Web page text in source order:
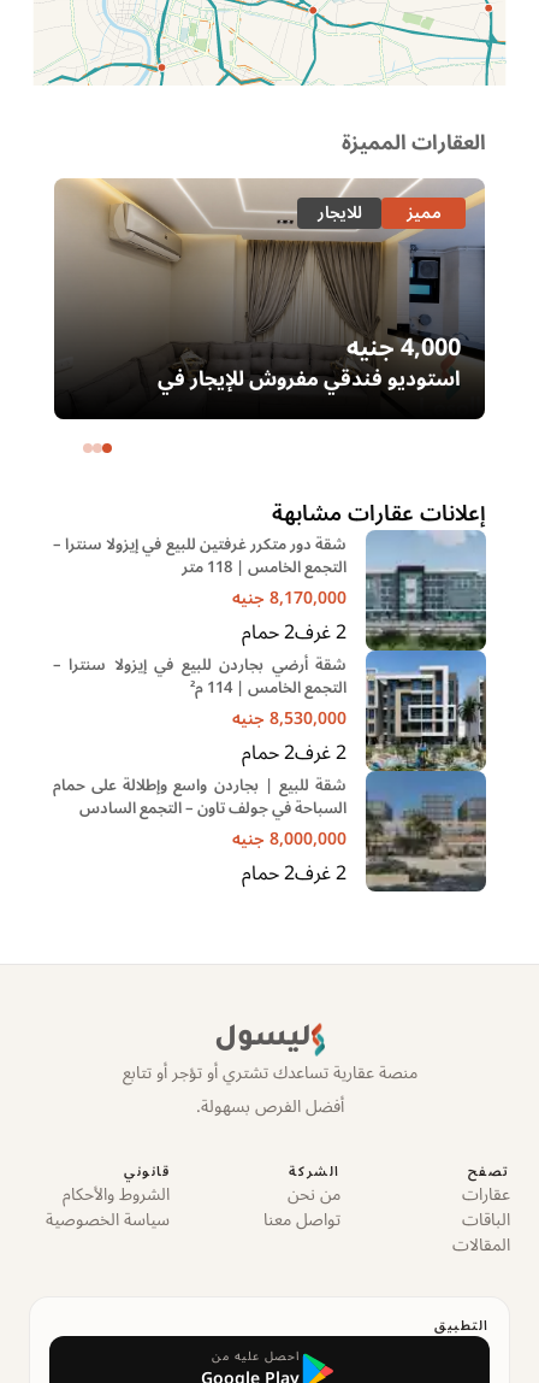
الموقع عل الخريطة
العقارات المميزة
مميز للايجار
4,000جنيه
استوديو فندقي مفروش للإيجار في
المهندسين | شارع فوزي رماح – تفرعات
إعلانات عقارات مشابهة
شقة دور متكرر غرفتين للبيع في إيزولا سنترا –
التجمع الخامس | 118 متر
8,170,000جنيه
2غرف2حمام
شقة أرضي بجاردن للبيع في إيزولا سنترا –
التجمع الخامس | 114 م²
8,530,000جنيه
2غرف2حمام
شقة للبيع | بجاردن واسع وإطلالة على حمام
السباحة في جولف تاون – التجمع السادس
8,000,000جنيه
2غرف2حمام
ليسول
منصة عقارية تساعدك تشتري أو تؤجر أو تتابع
أفضل الفرص بسهولة.
تصفح
عقارات
الباقات
المقالات
الشركة
من نحن
تواصل معنا
قانوني
الشروط والأحكام
سياسة الخصوصية
التطبيق
احصل عليه من